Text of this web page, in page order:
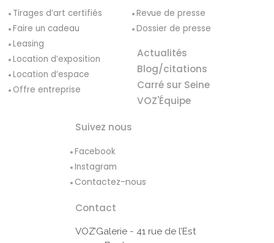
Tirages d’art certifiés
Faire un cadeau
Leasing
Location d’exposition
Location d’espace
Offre entreprise
Revue de presse
Dossier de presse
Actualités
Blog/citations
Carré sur Seine
VOZ'Équipe
Suivez nous
Facebook
Instagram
Contactez-nous
Contact
VOZ’Galerie - 41 rue de l’Est